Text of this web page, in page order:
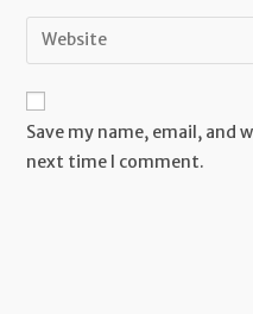
to
comment
email
address
comment
Enter
your
website
(optional)
Save my name, email, and
next time I comment.